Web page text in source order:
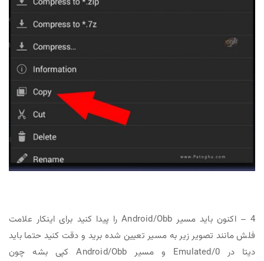
4 – اکنون باید مسیر Android/Obb را پیدا کنید برای اینکار علامت
فلش مانند تصویر زیر به مسیر تعیین شده برید و دقت کنید حتما باید
دیتا در Emulated/0 و مسیر Android/Obb کپی بشه چون